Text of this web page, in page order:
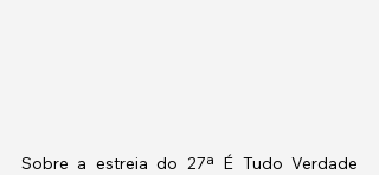
Sobre a estreia do 27ª É Tudo Verdade